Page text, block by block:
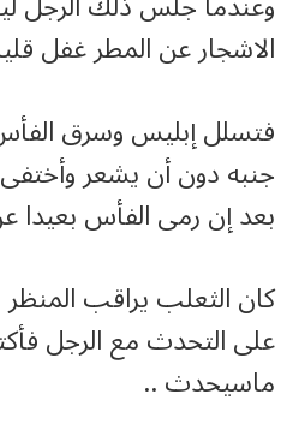
الاشجار عن المطر غفل
فتسلل إبليس وسرق
جنبه دون أن يشعر
بعد إن رمى الفأس بعيدا
كان الثعلب يراقب
على التحدث مع الرجل
ماسيحدث ..